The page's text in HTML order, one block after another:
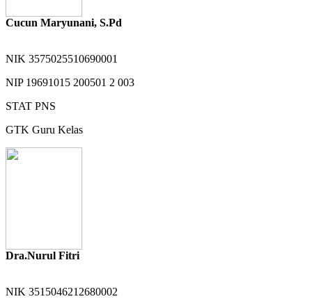
Cucun Maryunani, S.Pd
NIK 3575025510690001
NIP 19691015 200501 2 003
STAT PNS
GTK Guru Kelas
Dra.Nurul Fitri
NIK 3515046212680002